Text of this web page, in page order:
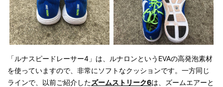
「ルナスピードレーサー4」は、ルナロンというEVAの高発泡素材
を使っていますので、非常にソフトなクッションです。一方同じ
ラインで、以前ご紹介したズームストリーク6は、ズームエアーと